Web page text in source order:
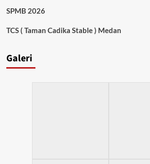
SPMB 2026
TCS ( Taman Cadika Stable ) Medan
Galeri